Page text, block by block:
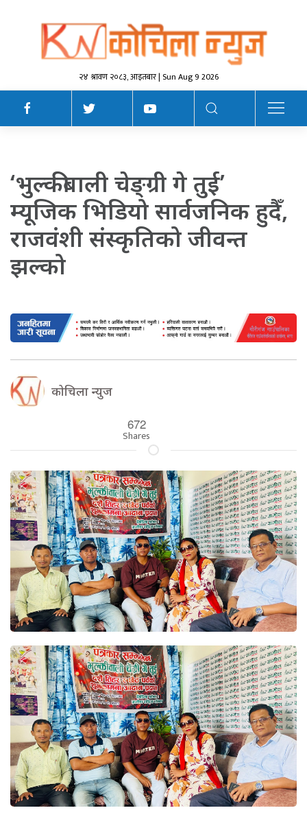
२४ श्रावण २०८३, आइतबार | Sun Aug 9 2026
‘भुल्कीबाली चेङ्ग्री गे तुई’
म्यूजिक भिडियो सार्वजनिक हुदैँ,
राजवंशी संस्कृतिको जीवन्त
झल्को
कोचिला न्युज
672
Shares